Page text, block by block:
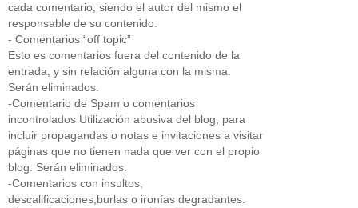
cada comentario, siendo el autor del mismo el
responsable de su contenido.
- Comentarios “off topic”
Esto es comentarios fuera del contenido de la
entrada, y sin relación alguna con la misma.
Serán eliminados.
-Comentario de Spam o comentarios
incontrolados Utilización abusiva del blog, para
incluir propagandas o notas e invitaciones a visitar
páginas que no tienen nada que ver con el propio
blog. Serán eliminados.
-Comentarios con insultos,
descalificaciones,burlas o ironías degradantes.